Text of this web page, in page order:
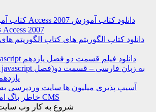
دانلود کتاب آموزش
تصویری کار با Access 2007
دانلود کتاب الگوریتم های
دانلود فیلم
آسیب پذیری میلیون ها سایت وردپرسی به
خاطر باگ امنیتی جدید این CMS
شروع به کار وب